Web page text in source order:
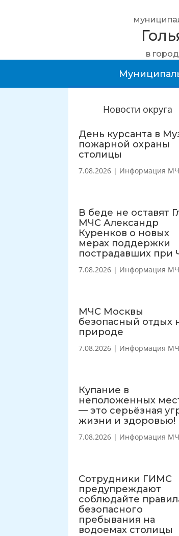
в
Новости округа
День курсанта в
пожарной охраны
столицы
7.08.2026 | Информация
В беде не оставят
МЧС Александр
Куренков о новых
мерах поддержки
пострадавших при
7.08.2026 | Информация
МЧС Москвы
безопасный отдых
природе
7.08.2026 | Информация
Купание в
неположенных
— это серьёзная
жизни и здоровью!
7.08.2026 | Информация
Сотрудники ГИМС
предупреждают
соблюдайте
безопасного
пребывания на
водоемах столицы